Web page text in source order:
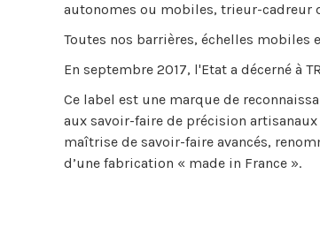
autonomes ou mobiles, trieur-cadreur
Toutes nos barrières, échelles mobiles
En septembre 2017, l'Etat a décerné à
Ce label est une marque de
aux savoir-faire de précision
maîtrise de savoir-faire avancés,
d’une fabrication « made in France ».